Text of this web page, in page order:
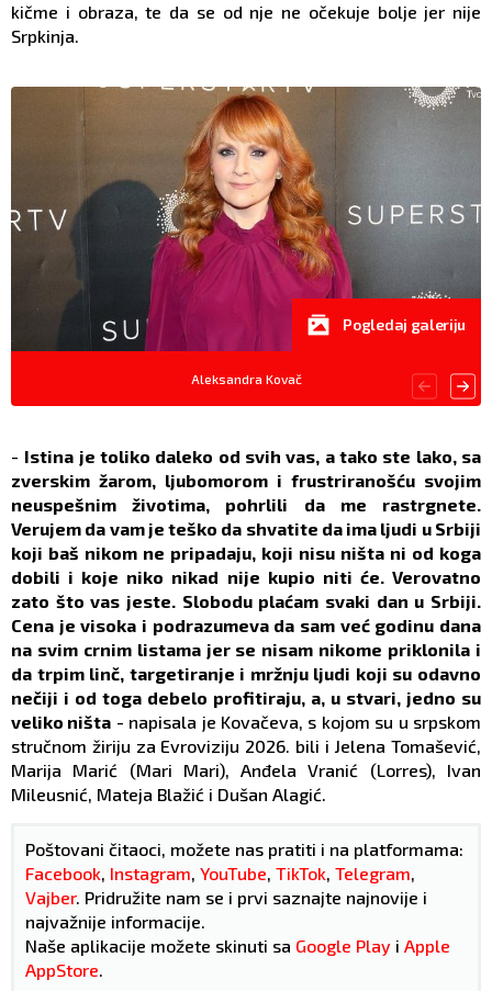
kičme i obraza, te da se od nje ne očekuje bolje jer nije
Srpkinja.
Aleksandra Kovač
Pogledaj galeriju
- Istina je toliko daleko od svih vas, a tako ste lako, sa
zverskim žarom, ljubomorom i frustriranošću svojim
neuspešnim životima, pohrlili da me rastrgnete.
Verujem da vam je teško da shvatite da ima ljudi u Srbiji
koji baš nikom ne pripadaju, koji nisu ništa ni od koga
dobili i koje niko nikad nije kupio niti će. Verovatno
zato što vas jeste. Slobodu plaćam svaki dan u Srbiji.
Cena je visoka i podrazumeva da sam već godinu dana
na svim crnim listama jer se nisam nikome priklonila i
da trpim linč, targetiranje i mržnju ljudi koji su odavno
nečiji i od toga debelo profitiraju, a, u stvari, jedno su
veliko ništa - napisala je Kovačeva, s kojom su u srpskom
stručnom žiriju za Evroviziju 2026. bili i Jelena Tomašević,
Marija Marić (Mari Mari), Anđela Vranić (Lorres), Ivan
Mileusnić, Mateja Blažić i Dušan Alagić.
Poštovani čitaoci, možete nas pratiti i na platformama:
Facebook, Instagram, YouTube, TikTok, Telegram,
Vajber. Pridružite nam se i prvi saznajte najnovije i
najvažnije informacije.
Naše aplikacije možete skinuti sa Google Play i Apple
AppStore.